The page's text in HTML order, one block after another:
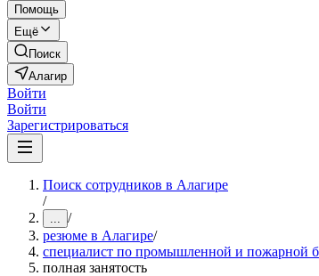
Помощь
Ещё
Поиск
Алагир
Войти
Войти
Зарегистрироваться
Поиск сотрудников в Алагире
/
... /
резюме в Алагире/
специалист по промышленной и пожарной
полная занятость